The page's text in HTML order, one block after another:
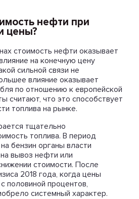
нефти при
цены?
стоимость нефти оказывает
на конечную цену
сильной связи не
влияние оказывает
по отношению к европейской
считают, что это способствует
топлива на рынке.
тщательно
топлива. В период
бензин органы власти
вывоз нефти или
стоимости. После
2018 года, когда цены
половиной процентов,
системный характер.